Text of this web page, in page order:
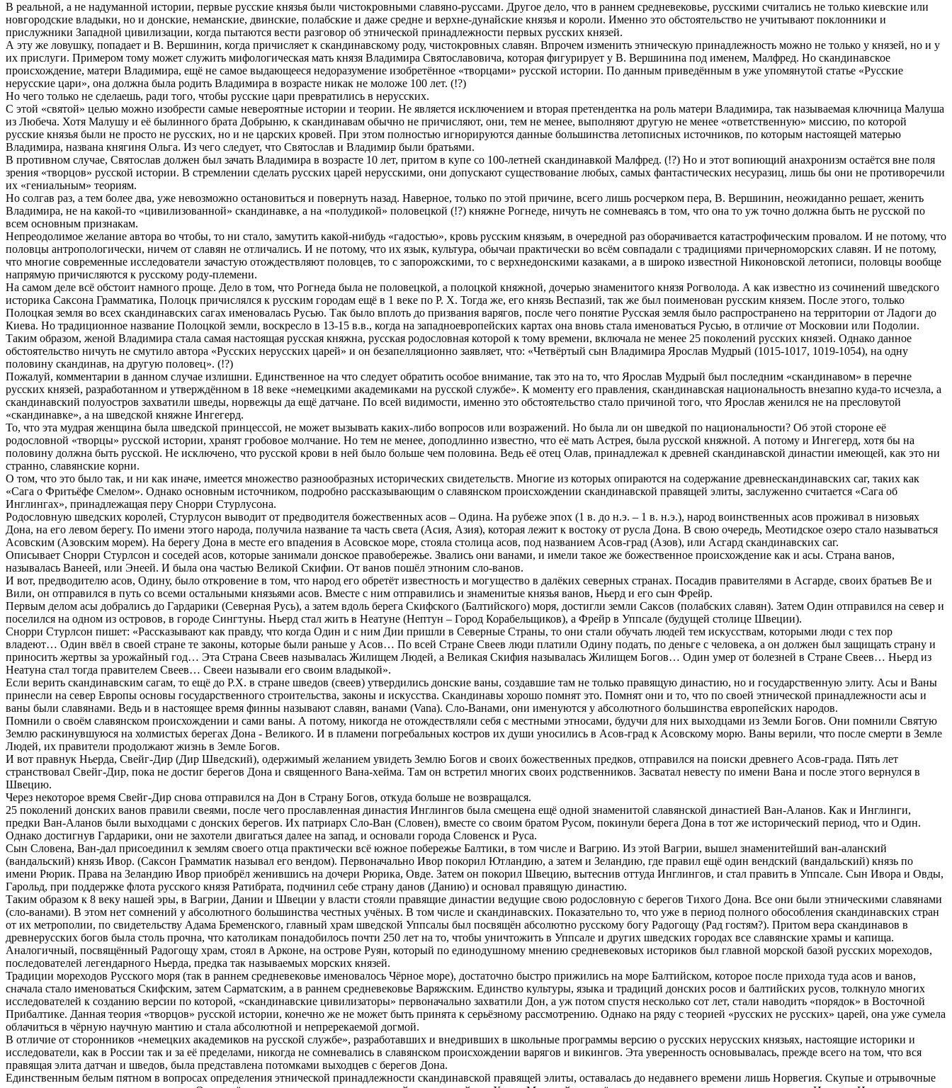
В реальной, а не надуманной истории, первые русские князья были чистокровными славяно-руссами. Другое дело, что в раннем средневековье, русскими считались не только киевские или
новгородские владыки, но и донские, неманские, двинские, полабские и даже средне и верхне-дунайские князья и короли. Именно это обстоятельство не учитывают поклонники и
прислужники Западной цивилизации, когда пытаются вести разговор об этнической принадлежности первых русских князей.
А эту же ловушку, попадает и В. Вершинин, когда причисляет к скандинавскому роду, чистокровных славян. Впрочем изменить этническую принадлежность можно не только у князей, но и у
их прислуги. Примером тому может служить мифологическая мать князя Владимира Святославовича, которая фигурирует у В. Вершинина под именем, Малфред. Но скандинавское
происхождение, матери Владимира, ещё не самое выдающееся недоразумение изобретённое «творцами» русской истории. По данным приведённым в уже упомянутой статье «Русские
нерусские цари», она должна была родить Владимира в возрасте никак не моложе 100 лет. (!?)
Но чего только не сделаешь, ради того, чтобы русские цари превратились в нерусских.
С этой «святой» целью можно изобрести самые невероятные истории и теории. Не является исключением и вторая претендентка на роль матери Владимира, так называемая ключница Малуша
из Любеча. Хотя Малушу и её былинного брата Добрыню, к скандинавам обычно не причисляют, они, тем не менее, выполняют другую не менее «ответственную» миссию, по которой
русские князья были не просто не русских, но и не царских кровей. При этом полностью игнорируются данные большинства летописных источников, по которым настоящей матерью
Владимира, названа княгиня Ольга. Из чего следует, что Святослав и Владимир были братьями.
В противном случае, Святослав должен был зачать Владимира в возрасте 10 лет, притом в купе со 100-летней скандинавкой Малфред. (!?) Но и этот вопиющий анахронизм остаётся вне поля
зрения «творцов» русской истории. В стремлении сделать русских царей нерусскими, они допускают существование любых, самых фантастических несуразиц, лишь бы они не противоречили
их «гениальным» теориям.
Но солгав раз, а тем более два, уже невозможно остановиться и повернуть назад. Наверное, только по этой причине, всего лишь росчерком пера, В. Вершинин, неожиданно решает, женить
Владимира, не на какой-то «цивилизованной» скандинавке, а на «полудикой» половецкой (!?) княжне Рогнеде, ничуть не сомневаясь в том, что она то уж точно должна быть не русской по
всем основным признакам.
Непреодолимое желание автора во чтобы, то ни стало, замутить какой-нибудь «гадостью», кровь русским князьям, в очередной раз оборачивается катастрофическим провалом. И не потому, что
половцы антропологически, ничем от славян не отличались. И не потому, что их язык, культура, обычаи практически во всём совпадали с традициями причерноморских славян. И не потому,
что многие современные исследователи зачастую отождествляют половцев, то с запорожскими, то с верхнедонскими казаками, а в широко известной Никоновской летописи, половцы вообще
напрямую причисляются к русскому роду-племени.
На самом деле всё обстоит намного проще. Дело в том, что Рогнеда была не половецкой, а полоцкой княжной, дочерью знаменитого князя Рогволода. А как известно из сочинений шведского
историка Саксона Грамматика, Полоцк причислялся к русским городам ещё в 1 веке по Р. Х. Тогда же, его князь Веспазий, так же был поименован русским князем. После этого, только
Полоцкая земля во всех скандинавских сагах именовалась Русью. Так было вплоть до призвания варягов, после чего понятие Русская земля было распространено на территории от Ладоги до
Киева. Но традиционное название Полоцкой земли, воскресло в 13-15 в.в., когда на западноевропейских картах она вновь стала именоваться Русью, в отличие от Московии или Подолии.
Таким образом, женой Владимира стала самая настоящая русская княжна, русская родословная которой к тому времени, включала не менее 25 поколений русских князей. Однако данное
обстоятельство ничуть не смутило автора «Русских нерусских царей» и он безапелляционно заявляет, что: «Четвёртый сын Владимира Ярослав Мудрый (1015-1017, 1019-1054), на одну
половину скандинав, на другую половец». (!?)
Пожалуй, комментарии в данном случае излишни. Единственное на что следует обратить особое внимание, так это на то, что Ярослав Мудрый был последним «скандинавом» в перечне
русских князей, разработанном и утверждённом в 18 веке «немецкими академиками на русской службе». К моменту его правления, скандинавская национальность внезапно куда-то исчезла, а
скандинавский полуостров захватили шведы, норвежцы да ещё датчане. По всей видимости, именно это обстоятельство стало причиной того, что Ярослав женился не на пресловутой
«скандинавке», а на шведской княжне Ингегерд.
То, что эта мудрая женщина была шведской принцессой, не может вызывать каких-либо вопросов или возражений. Но была ли он шведкой по национальности? Об этой стороне её
родословной «творцы» русской истории, хранят гробовое молчание. Но тем не менее, доподлинно известно, что её мать Астрея, была русской княжной. А потому и Ингегерд, хотя бы на
половину должна быть русской. Не исключено, что русской крови в ней было больше чем половина. Ведь её отец Олав, принадлежал к древней скандинавской династии имеющей, как это ни
странно, славянские корни.
О том, что это было так, и ни как иначе, имеется множество разнообразных исторических свидетельств. Многие из которых опираются на содержание древнескандинавских саг, таких как
«Сага о Фритьёфе Смелом». Однако основным источником, подробно рассказывающим о славянском происхождении скандинавской правящей элиты, заслуженно считается «Сага об
Инглингах», принадлежащая перу Снорри Стурлусона.
Родословную шведских королей, Стурлусон выводит от предводителя божественных асов – Одина. На рубеже эпох (1 в. до н.э. – 1 в. н.э.), народ воинственных асов проживал в низовьях
Дона, на его левом берегу. По имени этого народа, получила название та часть света (Асия, Азия), которая лежит к востоку от русла Дона. В свою очередь, Меотидское озеро стало называться
Асовским (Азовским морем). На берегу Дона в месте его впадения в Асовское море, стояла столица асов, под названием Асов-град (Азов), или Асгард скандинавских саг.
Описывает Снорри Стурлсон и соседей асов, которые занимали донское правобережье. Звались они ванами, и имели такое же божественное происхождение как и асы. Страна ванов,
называлась Ванеей, или Энеей. И была она частью Великой Скифии. От ванов пошёл этноним сло-ванов.
И вот, предводителю асов, Одину, было откровение в том, что народ его обретёт известность и могущество в далёких северных странах. Посадив правителями в Асгарде, своих братьев Ве и
Вили, он отправился в путь со всеми остальными князьями асов. Вместе с ним отправились и знаменитые князья ванов, Ньерд и его сын Фрейр.
Первым делом асы добрались до Гардарики (Северная Русь), а затем вдоль берега Скифского (Балтийского) моря, достигли земли Саксов (полабских славян). Затем Один отправился на север и
поселился на одном из островов, в городе Сингтуны. Ньерд стал жить в Неатуне (Нептун – Город Корабельщиков), а Фрейр в Уппсале (будущей столице Швеции).
Снорри Стурлсон пишет: «Рассказывают как правду, что когда Один и с ним Дии пришли в Северные Страны, то они стали обучать людей тем искусствам, которыми люди с тех пор
владеют… Один ввёл в своей стране те законы, которые были раньше у Асов… По всей Стране Свеев люди платили Одину подать, по деньге с человека, а он должен был защищать страну и
приносить жертвы за урожайный год… Эта Страна Свеев называлась Жилищем Людей, а Великая Скифия называлась Жилищем Богов… Один умер от болезней в Стране Свеев… Ньерд из
Неатуна стал тогда правителем Свеев… Свееи называли его своим владыкой».
Если верить скандинавским сагам, то ещё до Р.Х. в стране шведов (свеев) утвердились донские ваны, создавшие там не только правящую династию, но и государственную элиту. Асы и Ваны
принесли на север Европы основы государственного строительства, законы и искусства. Скандинавы хорошо помнят это. Помнят они и то, что по своей этнической принадлежности асы и
ваны были славянами. Ведь и в настоящее время финны называют славян, ванами (Vana). Сло-Ванами, они именуются у абсолютного большинства европейских народов.
Помнили о своём славянском происхождении и сами ваны. А потому, никогда не отождествляли себя с местными этносами, будучи для них выходцами из Земли Богов. Они помнили Святую
Землю раскинувшуюся на холмистых берегах Дона - Великого. И в пламени погребальных костров их души уносились в Асов-град к Асовскому морю. Ваны верили, что после смерти в Земле
Людей, их правители продолжают жизнь в Земле Богов.
И вот правнук Ньерда, Свейг-Дир (Дир Шведский), одержимый желанием увидеть Землю Богов и своих божественных предков, отправился на поиски древнего Асов-града. Пять лет
странствовал Свейг-Дир, пока не достиг берегов Дона и священного Вана-хейма. Там он встретил многих своих родственников. Засватал невесту по имени Вана и после этого вернулся в
Швецию.
Через некоторое время Свейг-Дир снова отправился на Дон в Страну Богов, откуда больше не возвращался.
25 поколений донских ванов правили свеями, после чего прославленная династия Инглингов была смещена ещё одной знаменитой славянской династией Ван-Аланов. Как и Инглинги,
предки Ван-Аланов были выходцами с донских берегов. Их патриарх Сло-Ван (Словен), вместе со своим братом Русом, покинули берега Дона в тот же исторический период, что и Один.
Однако достигнув Гардарики, они не захотели двигаться далее на запад, и основали города Словенск и Руса.
Сын Словена, Ван-дал присоединил к землям своего отца практически всё южное побережье Балтики, в том числе и Вагрию. Из этой Вагрии, вышел знаменитейший ван-аланский
(вандальский) князь Ивор. (Саксон Грамматик называл его вендом). Первоначально Ивор покорил Ютландию, а затем и Зеландию, где правил ещё один вендский (вандальский) князь по
имени Рюрик. Права на Зеландию Ивор приобрёл женившись на дочери Рюрика, Овде. Затем он покорил Швецию, вытеснив оттуда Инглингов, и стал править в Уппсале. Сын Ивора и Овды,
Гарольд, при поддержке флота русского князя Ратибрата, подчинил себе страну данов (Данию) и основал правящую династию.
Таким образом к 8 веку нашей эры, в Вагрии, Дании и Швеции у власти стояли правящие династии ведущие свою родословную с берегов Тихого Дона. Все они были этническими славянами
(сло-ванами). В этом нет сомнений у абсолютного большинства честных учёных. В том числе и скандинавских. Показательно то, что уже в период полного обособления скандинавских стран
от их метрополии, по свидетельству Адама Бременского, главный храм шведской Уппсалы был посвящён абсолютно русскому богу Радогощу (Рад гостям?). Притом вера скандинавов в
древнерусских богов была столь прочна, что католикам понадобилось почти 250 лет на то, чтобы уничтожить в Уппсале и других шведских городах все славянские храмы и капища.
Аналогичный, посвящённый Радогощу храм, стоял в Арконе, на острове Руян, который по единодушному мнению средневековых историков был главной морской базой русских мореходов,
последователей легендарного Ньерда, предка так называемых морских князей.
Традиции мореходов Русского моря (так в раннем средневековье именовалось Чёрное море), достаточно быстро прижились на море Балтийском, которое после прихода туда асов и ванов,
сначала стало именоваться Скифским, затем Сарматским, а в раннем средневековье Варяжским. Единство культуры, языка и традиций донских росов и балтийских русов, толкнуло многих
исследователей к созданию версии по которой, «скандинавские цивилизаторы» первоначально захватили Дон, а уж потом спустя несколько сот лет, стали наводить «порядок» в Восточной
Прибалтике. Данная теория «творцов» русской истории, конечно же не может быть принята к серьёзному рассмотрению. Однако на ряду с теорией «русских не русских» царей, она уже сумела
облачиться в чёрную научную мантию и стала абсолютной и непререкаемой догмой.
В отличие от сторонников «немецких академиков на русской службе», разработавших и внедривших в школьные программы версию о русских нерусских князьях, настоящие историки и
исследователи, как в России так и за её пределами, никогда не сомневались в славянском происхождении варягов и викингов. Эта уверенность основывалась, прежде всего на том, что вся
правящая элита датчан и шведов, была представлена потомками выходцев с берегов Дона.
Единственным белым пятном в вопросах определения этнической принадлежности скандинавской правящей элиты, оставалась до недавнего времени лишь Норвегия. Скупые и отрывочные